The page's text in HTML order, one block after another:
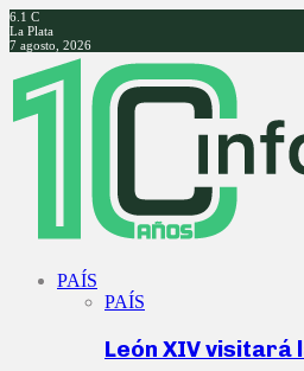
6.1 C
La Plata
7 agosto, 2026
Facebook
Twitter
Instagram
Youtube
PAÍS
PAÍS
León XIV visitará